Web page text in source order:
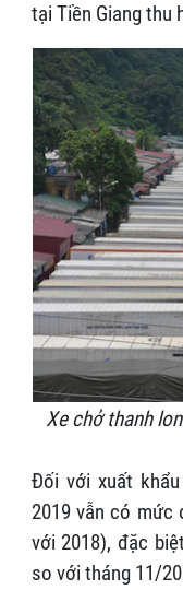
tại Tiền Giang thu
Xe chở thanh
Đối với xuất
2019 vẫn có mức
với 2018), đặc
so với tháng 11/